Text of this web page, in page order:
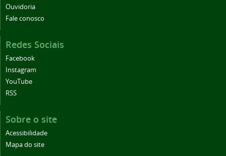
Ouvidoria
Fale conosco
Redes Sociais
Facebook
Instagram
YouTube
RSS
Sobre o site
Acessibilidade
Mapa do site